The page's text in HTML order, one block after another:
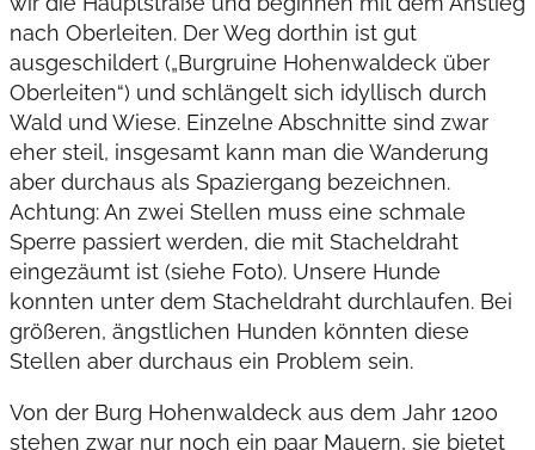
nach Oberleiten. Der Weg dorthin ist gut
ausgeschildert („Burgruine Hohenwaldeck über
Oberleiten“) und schlängelt sich idyllisch durch
Wald und Wiese. Einzelne Abschnitte sind zwar
eher steil, insgesamt kann man die Wanderung
aber durchaus als Spaziergang bezeichnen.
Achtung: An zwei Stellen muss eine schmale
Sperre passiert werden, die mit Stacheldraht
eingezäumt ist (siehe Foto). Unsere Hunde
konnten unter dem Stacheldraht durchlaufen. Bei
größeren, ängstlichen Hunden könnten diese
Stellen aber durchaus ein Problem sein.
Von der Burg Hohenwaldeck aus dem Jahr 1200
stehen zwar nur noch ein paar Mauern, sie bietet